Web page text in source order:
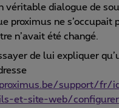
véritable dialogue de
proximus ne
n’avait été changé.
de lui expliquer
support/fr/
et-site-web/